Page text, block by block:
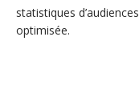
statistiques
optimisée.